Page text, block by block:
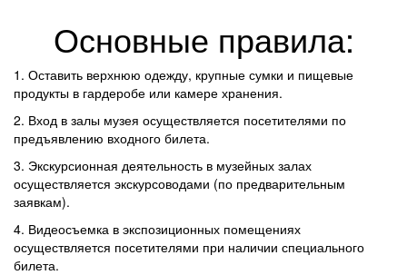
Основные правила:
1. Оставить верхнюю одежду, крупные сумки и пищевые
продукты в гардеробе или камере хранения.
2. Вход в залы музея осуществляется посетителями по
предъявлению входного билета.
3. Экскурсионная деятельность в музейных залах
осуществляется экскурсоводами (по предварительным
заявкам).
4. Видеосъемка в экспозиционных помещениях
осуществляется посетителями при наличии специального
билета.